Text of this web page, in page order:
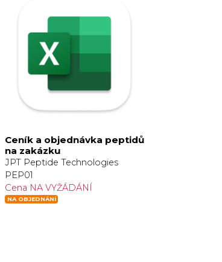
Ceník a objednávka peptidů
na zakázku
JPT Peptide Technologies
PEP01
Cena NA VYŽÁDÁNÍ
NA OBJEDNÁNÍ